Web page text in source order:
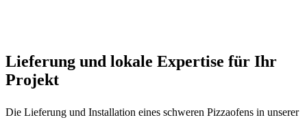
Lieferung und lokale Expertise für Ihr
Projekt
Die Lieferung und Installation eines schweren Pizzaofens in unserer